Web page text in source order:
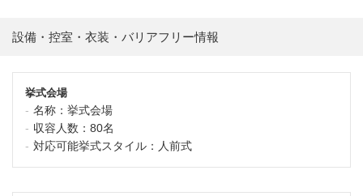
設備・控室・衣装・バリアフリー情報
挙式会場
名称： 挙式会場
収容人数： 80名
対応可能挙式スタイル： 人前式